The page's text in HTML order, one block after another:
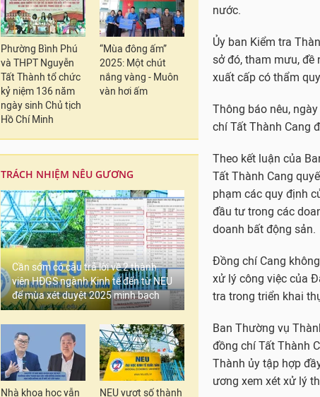
Phường Bình Phú
và THPT Nguyễn
Tất Thành tổ chức
kỷ niệm 136 năm
ngày sinh Chủ tịch
Hồ Chí Minh
“Mùa đông ấm”
2025: Một chút
nắng vàng - Muôn
vàn hơi ấm
TRÁCH NHIỆM NÊU GƯƠNG
Cần sớm có câu trả lời về 2 thành
viên HĐGS ngành Kinh tế đến từ NEU
để mùa xét duyệt 2025 minh bạch
Nhà khoa học vẫn
NEU vượt số thành
nước.
Ủy ban Kiểm tra
sở đó, tham mưu, đề
xuất cấp có thẩm
Thông báo nêu,
chí Tất Thành Cang
Theo kết luận của
Tất Thành Cang
phạm các quy định
đầu tư trong các
doanh bất động sản.
Đồng chí Cang
xử lý công việc của
tra trong triển khai
Ban Thường vụ
đồng chí Tất Thành
Thành ủy tập hợp
ương xem xét xử lý